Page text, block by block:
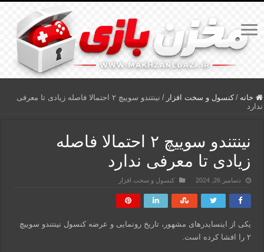
خانه / کنسول و سخت افزار /
نینتندو سوییچ ۲ احتمالا فاصله زیادی تا معرفی
ندارد
نینتندو سوییچ ۲ احتمالا فاصله
زیادی تا معرفی ندارد
دسامبر 26, 2024 کنسول و سخت افزار
یکی از اینسایدرهای مشهور، تاریخ رونمایی و عرضه کنسول نینتندو سوییچ
۲ را افشا کرده است.